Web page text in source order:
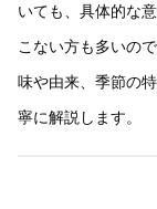
いても、具体的な
こない方も多いの
味や由来、季節の
寧に解説します。